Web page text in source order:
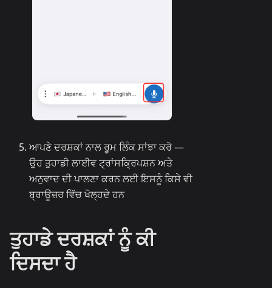
ਆਪਣੇ ਦਰਸ਼ਕਾਂ ਨਾਲ ਰੂਮ ਲਿੰਕ ਸਾਂਝਾ ਕਰੋ —
ਉਹ ਤੁਹਾਡੀ ਲਾਈਵ ਟ੍ਰਾਂਸਕ੍ਰਿਪਸ਼ਨ ਅਤੇ
ਅਨੁਵਾਦ ਦੀ ਪਾਲਣਾ ਕਰਨ ਲਈ ਇਸਨੂੰ ਕਿਸੇ ਵੀ
ਬ੍ਰਾਊਜ਼ਰ ਵਿੱਚ ਖੋਲ੍ਹਦੇ ਹਨ
ਤੁਹਾਡੇ ਦਰਸ਼ਕਾਂ ਨੂੰ ਕੀ
ਦਿਸਦਾ ਹੈ